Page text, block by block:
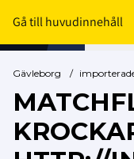
Gå till huvudinnehåll
Gävleborg /